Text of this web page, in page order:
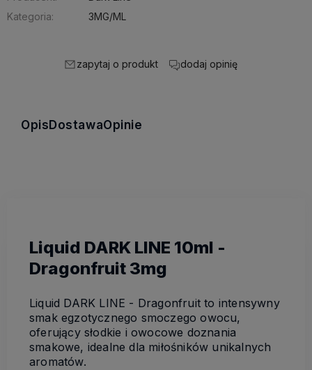
Kategoria:
3MG/ML
zapytaj o produkt dodaj opinię
Opis DostawaOpinie
Liquid DARK LINE 10ml -
Dragonfruit 3mg
Liquid DARK LINE - Dragonfruit to intensywny
smak egzotycznego smoczego owocu,
oferujący słodkie i owocowe doznania
smakowe, idealne dla miłośników unikalnych
aromatów.